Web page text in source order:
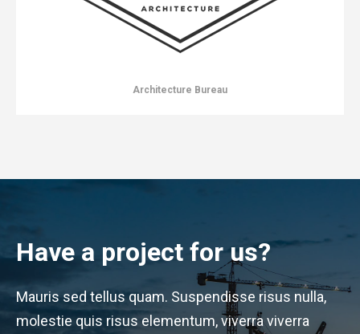
Architecture Bureau
Have a project for us?
Mauris sed tellus quam. Suspendisse risus nulla,
molestie quis risus elementum, viverra viverra